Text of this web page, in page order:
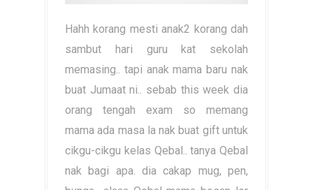
Hahh korang mesti anak2 korang dah
sambut hari guru kat sekolah
memasing.. tapi anak mama baru nak
buat Jumaat ni.. sebab this week dia
orang tengah exam so memang
mama ada masa la nak buat gift untuk
cikgu-cikgu kelas Qebal.. tanya Qebal
nak bagi apa. dia cakap mug, pen,